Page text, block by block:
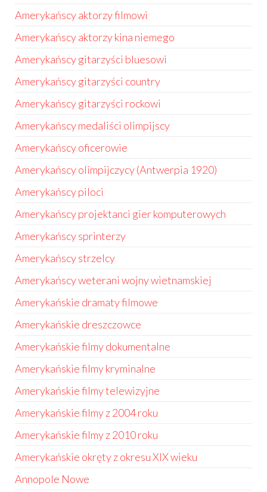
Amerykańscy aktorzy filmowi
Amerykańscy aktorzy kina niemego
Amerykańscy gitarzyści bluesowi
Amerykańscy gitarzyści country
Amerykańscy gitarzyści rockowi
Amerykańscy medaliści olimpijscy
Amerykańscy oficerowie
Amerykańscy olimpijczycy (Antwerpia 1920)
Amerykańscy piloci
Amerykańscy projektanci gier komputerowych
Amerykańscy sprinterzy
Amerykańscy strzelcy
Amerykańscy weterani wojny wietnamskiej
Amerykańskie dramaty filmowe
Amerykańskie dreszczowce
Amerykańskie filmy dokumentalne
Amerykańskie filmy kryminalne
Amerykańskie filmy telewizyjne
Amerykańskie filmy z 2004 roku
Amerykańskie filmy z 2010 roku
Amerykańskie okręty z okresu XIX wieku
Annopole Nowe